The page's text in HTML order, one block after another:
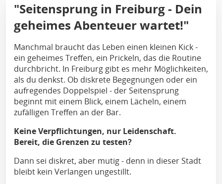
"Seitensprung in Freiburg - Dein
geheimes Abenteuer wartet!"
Manchmal braucht das Leben einen kleinen Kick -
ein geheimes Treffen, ein Prickeln, das die Routine
durchbricht. In Freiburg gibt es mehr Möglichkeiten,
als du denkst. Ob diskrete Begegnungen oder ein
aufregendes Doppelspiel - der Seitensprung
beginnt mit einem Blick, einem Lächeln, einem
zufälligen Treffen an der Bar.
Keine Verpflichtungen, nur Leidenschaft.
Bereit, die Grenzen zu testen?
Dann sei diskret, aber mutig - denn in dieser Stadt
bleibt kein Verlangen ungestillt.